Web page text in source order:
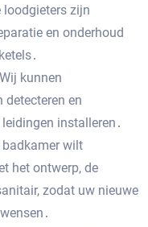
loodgieters zijn
en onderhoud
kunnen
detecteren en
installeren․
badkamer wilt
het ontwerp, de
zodat uw nieuwe